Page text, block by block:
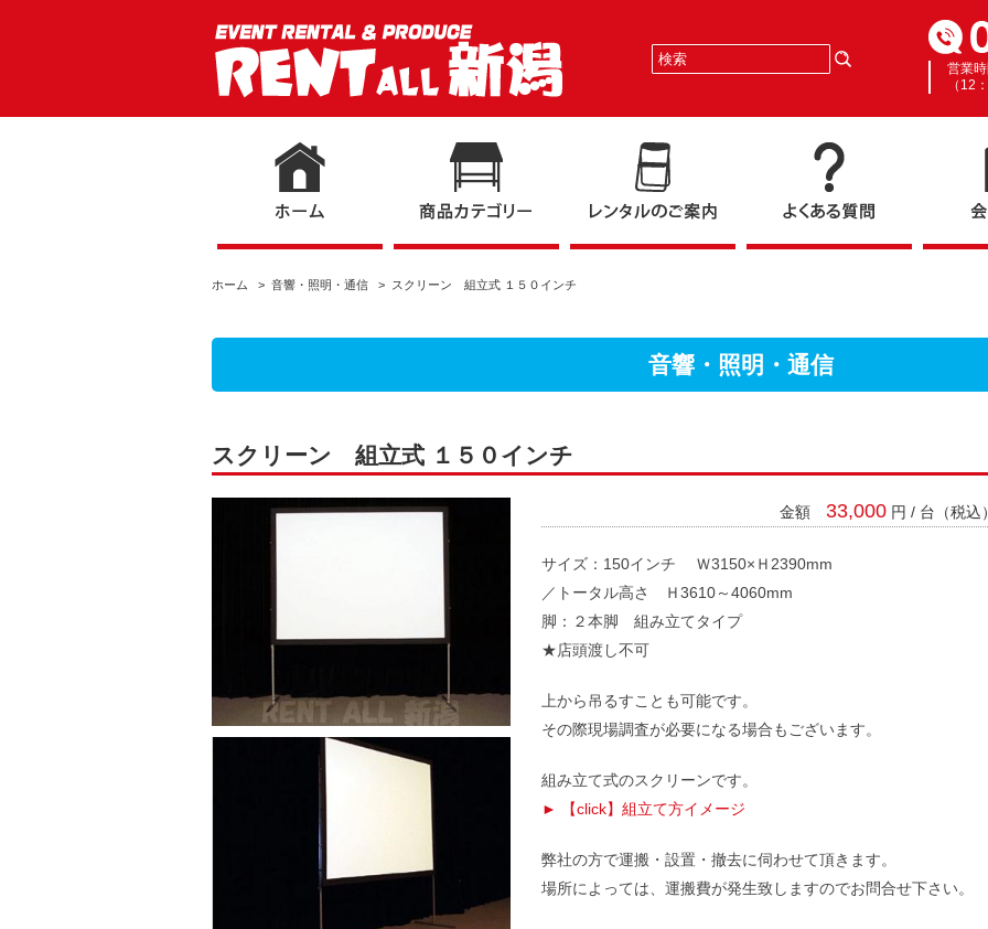
営業
（12
ホーム > 音響・照明・通信 > スクリーン 組立式 １５０インチ
音響・照明・通信
スクリーン 組立式 １５０インチ
金額 33,000 円 / 台（税込
サイズ：150インチ Ｗ3150×Ｈ2390mm
／トータル高さ Ｈ3610～4060mm
脚：２本脚 組み立てタイプ
★店頭渡し不可
上から吊るすことも可能です。
その際現場調査が必要になる場合もございます。
組み立て式のスクリーンです。
► 【click】組立て方イメージ
弊社の方で運搬・設置・撤去に伺わせて頂きます。
場所によっては、運搬費が発生致しますのでお問合せ下さい。